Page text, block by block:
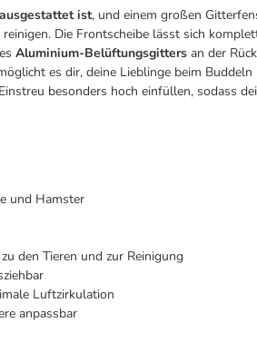
ist, und einem großen
Die Frontscheibe lässt sich
Aluminium-Belüftungsgitters an der
es dir, deine Lieblinge beim Buddeln
besonders hoch einfüllen, sodass
und Hamster
den Tieren und zur Reinigung
Luftzirkulation
anpassbar